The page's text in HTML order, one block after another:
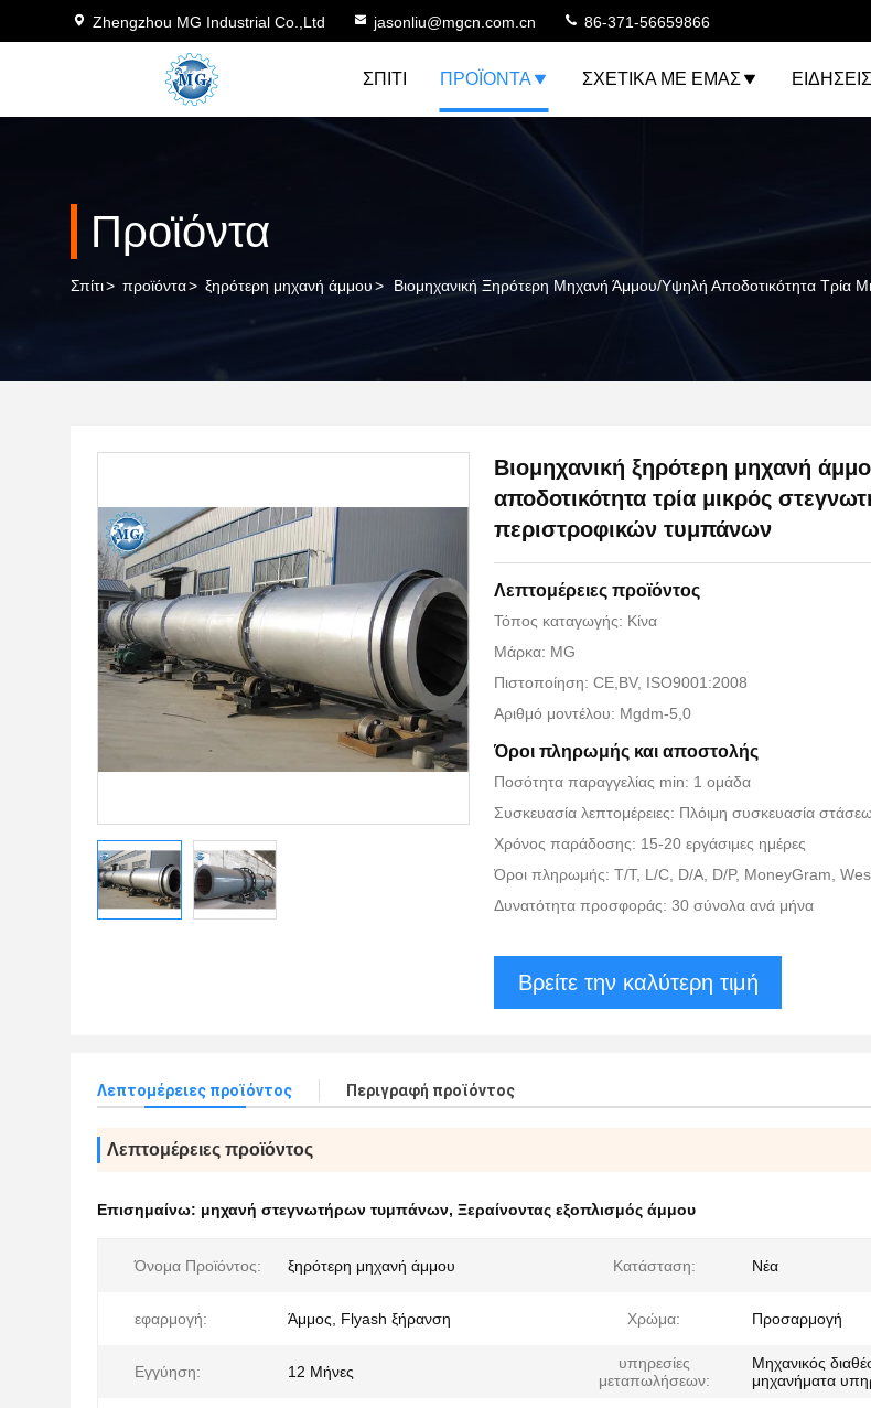
Zhengzhou MG Industrial Co.,Ltd jasonliu@mgcn.com.cn 86-371-56659866
ΣΠΊΤΙ ΠΡΟΪΌΝΤΑ ΣΧΕΤΙΚΆ ΜΕ ΕΜΆΣ ΕΙΔΉΣΕΙΣ
Προϊόντα
Σπίτι> προϊόντα> ξηρότερη μηχανή άμμου> Βιομηχανική Ξηρότερη Μηχανή Άμμου/υψηλή Αποδοτικότητα Τρία
Βιομηχανική ξηρότερη μηχανή
αποδοτικότητα τρία μικρός
περιστροφικών τυμπάνων
Λεπτομέρειες προϊόντος
Τόπος καταγωγής: Κίνα
Μάρκα: MG
Πιστοποίηση: CE,BV, ISO9001:2008
Αριθμό μοντέλου: Mgdm-5,0
Όροι πληρωμής και αποστολής
Ποσότητα παραγγελίας min: 1 ομάδα
Συσκευασία λεπτομέρειες: Πλόιμη συσκευασία
Χρόνος παράδοσης: 15-20 εργάσιμες ημέρες
Όροι πληρωμής: T/T, L/C, D/A, D/P, MoneyGram,
Δυνατότητα προσφοράς: 30 σύνολα ανά μήνα
Βρείτε την καλύτερη τιμή
Λεπτομέρειες προϊόντος Περιγραφή προϊόντος
Λεπτομέρειες προϊόντος
Επισημαίνω: μηχανή στεγνωτήρων τυμπάνων, Ξεραίνοντας εξοπλισμός άμμου
Όνομα Προϊόντος: ξηρότερη μηχανή άμμου Κατάσταση: Νέα
εφαρμογή: Άμμος, Flyash ξήρανση Χρώμα: Προσαρμογή
Εγγύηση: 12 Μήνες
υπηρεσίες
μεταπωλήσεων:
Μηχανικός
μηχανήματα